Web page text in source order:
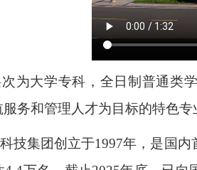
为大学专科，全日制普通类
务和管理人才为目标的特色专
技集团创立于1997年，是国